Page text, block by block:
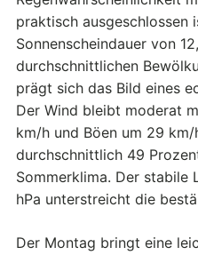
praktisch ausgeschlossen
Sonnenscheindauer von
durchschnittlichen
prägt sich das Bild eines
Der Wind bleibt moderat
km/h und Böen um 29
durchschnittlich 49
Sommerklima. Der stabile
hPa unterstreicht die
Der Montag bringt eine